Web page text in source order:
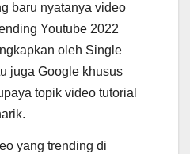
baru nyatanya video
Youtube 2022
oleh Single
juga Google khusus
topik video tutorial
yang trending di